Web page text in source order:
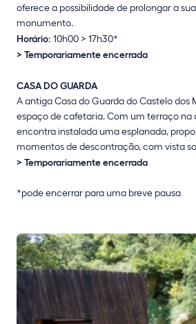
oferece a possibilidade de prolongar a
monumento.
Horário: 10h00 > 17h30*
> Temporariamente encerrada
CASA DO GUARDA
A antiga Casa do Guarda do Castelo dos
espaço de cafetaria. Com um terraço na
encontra instalada uma esplanada,
momentos de descontração, com vista
> Temporariamente encerrada
*pode encerrar para uma breve pausa